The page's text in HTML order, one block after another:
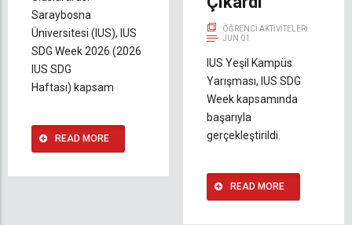
Saraybosna
Üniversitesi (IUS), IUS
SDG Week 2026 (2026
IUS SDG
Haftası) kapsam
READ MORE
ÖĞRENCI AKTIVITELERI
JUN 01
IUS Yeşil Kampüs
Yarışması, IUS SDG
Week kapsamında
başarıyla
gerçekleştirildi.
READ MORE